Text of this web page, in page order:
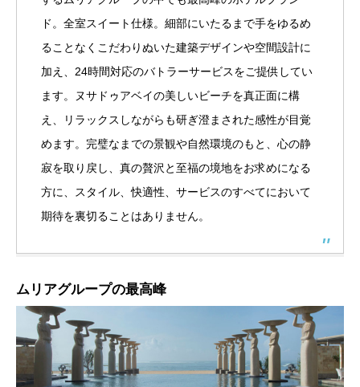
ド。全室スイート仕様。細部にいたるまで手をゆるめ
ることなくこだわりぬいた建築デザインや空間設計に
加え、24時間対応のバトラーサービスをご提供してい
ます。ヌサドゥアベイの美しいビーチを真正面に構
え、リラックスしながらも研ぎ澄まされた感性が目覚
めます。完璧なまでの景観や自然環境のもと、心の静
寂を取り戻し、真の贅沢と至福の境地をお求めになる
方に、スタイル、快適性、サービスのすべてにおいて
期待を裏切ることはありません。
ムリアグループの最高峰